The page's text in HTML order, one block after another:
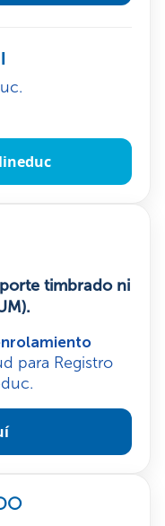
timbrado ni
para Registro